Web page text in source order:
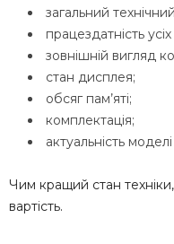
загальний
працездатність
зовнішній вигляд
стан дисплея;
обсяг пам’яті;
комплектація;
актуальність
Чим кращий стан
вартість.